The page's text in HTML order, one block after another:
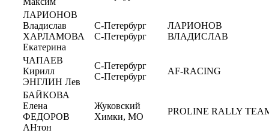
ЛАРИОНОВ
Владислав
ХАРЛАМОВА
Екатерина
С-Петербург
С-Петербург
ЛАРИОНОВ
ВЛАДИСЛАВ
ЧАПАЕВ
Кирилл
ЭНГЛИН Лев
С-Петербург
С-Петербург
AF-RACING
БАЙКОВА
Елена
ФЕДОРОВ
АНтон
Жуковский
Химки, МО
PROLINE RALLY